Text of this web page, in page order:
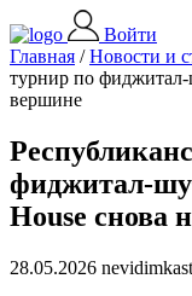
Войти
Главная /Новости и
турнир по
вершине
фиджитал-
House снова
28.05.2026